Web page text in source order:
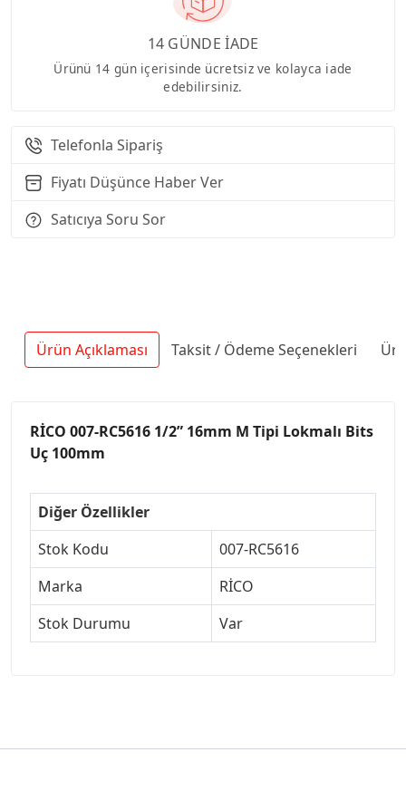
14 GÜNDE İADE
Ürünü 14 gün içerisinde ücretsiz ve kolayca iade
edebilirsiniz.
Telefonla Sipariş
Fiyatı Düşünce Haber Ver
Satıcıya Soru Sor
Ürün Açıklaması Taksit / Ödeme Seçenekleri
RİCO 007-RC5616 1/2” 16mm M Tipi Lokmalı Bits
Uç 100mm
Diğer Özellikler
Stok Kodu
007-RC5616
Marka
RİCO
Stok Durumu
Var